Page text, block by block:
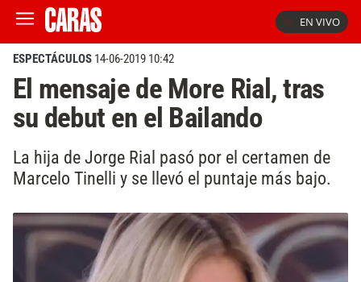
EN VIVO
ESPECTÁCULOS 14-06-2019 10:42
El mensaje de More Rial, tras
su debut en el Bailando
La hija de Jorge Rial pasó por el certamen de
Marcelo Tinelli y se llevó el puntaje más bajo.